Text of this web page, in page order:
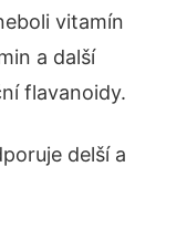
vitamín
a další
flavanoidy.
delší a